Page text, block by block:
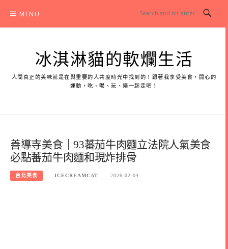
content
MENU
冰淇淋貓的軟爛生活
人間真正的美味就是在與重要的人共度時光中找到的！跟著我享受美食，開心的
運動，吃、喝、玩、樂一起走吧！
善導寺美食｜93蕃茄牛肉麵立法院人氣美食
必點蕃茄牛肉麵和現炸排骨
台北美食 ICECREAMCAT 2026-02-04